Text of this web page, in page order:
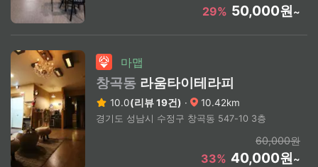
29% 50,000원~
마맵
창곡동 라움타이테라피
10.0(리뷰 19건) · 10.42km
경기도 성남시 수정구 창곡동 547-10 3층
60,000원
33% 40,000원~